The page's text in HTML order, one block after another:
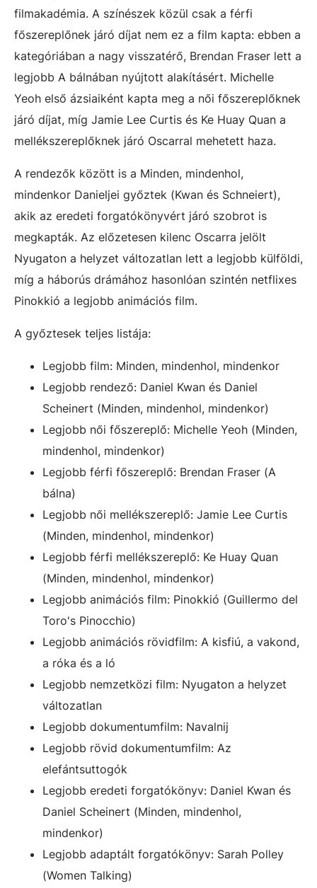
filmakadémia. A színészek közül csak a férfi
főszereplőnek járó díjat nem ez a film kapta: ebben a
kategóriában a nagy visszatérő, Brendan Fraser lett a
legjobb A bálnában nyújtott alakításért. Michelle
Yeoh első ázsiaiként kapta meg a női főszereplőknek
járó díjat, míg Jamie Lee Curtis és Ke Huay Quan a
mellékszereplőknek járó Oscarral mehetett haza.
A rendezők között is a Minden, mindenhol,
mindenkor Danieljei győztek (Kwan és Schneiert),
akik az eredeti forgatókönyvért járó szobrot is
megkapták. Az előzetesen kilenc Oscarra jelölt
Nyugaton a helyzet változatlan lett a legjobb külföldi,
míg a háborús drámához hasonlóan szintén netflixes
Pinokkió a legjobb animációs film.
A győztesek teljes listája:
Legjobb film: Minden, mindenhol, mindenkor
Legjobb rendező: Daniel Kwan és Daniel
Scheinert (Minden, mindenhol, mindenkor)
Legjobb női főszereplő: Michelle Yeoh (Minden,
mindenhol, mindenkor)
Legjobb férfi főszereplő: Brendan Fraser (A
bálna)
Legjobb női mellékszereplő: Jamie Lee Curtis
(Minden, mindenhol, mindenkor)
Legjobb férfi mellékszereplő: Ke Huay Quan
(Minden, mindenhol, mindenkor)
Legjobb animációs film: Pinokkió (Guillermo del
Toro's Pinocchio)
Legjobb animációs rövidfilm: A kisfiú, a vakond,
a róka és a ló
Legjobb nemzetközi film: Nyugaton a helyzet
változatlan
Legjobb dokumentumfilm: Navalnij
Legjobb rövid dokumentumfilm: Az
elefántsuttogók
Legjobb eredeti forgatókönyv: Daniel Kwan és
Daniel Scheinert (Minden, mindenhol,
mindenkor)
Legjobb adaptált forgatókönyv: Sarah Polley
(Women Talking)